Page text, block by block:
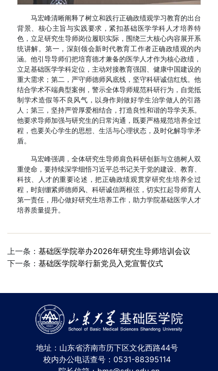
马宏峰清晰阐释了树立和践行正确政绩观学习教育的出台
背景、核心主旨与实践要求，紧扣基础医学学科人才培养特
色，立足研究生导师岗位履职实际，围绕三大核心内容展开系
统讲解。第一，深刻领会新时代教育工作者正确政绩观的内
涵。他引导导师们把培育德才兼备的医学人才作为核心政绩，
立足基础医学学科定位，主动对接教育强国、健康中国建设的
重大需求；第二，严守师德师风底线，坚守科研诚信红线。他
结合学术不端典型案例，警示全体导师规范科研行为，自觉抵
制学术造假等不良风气，以身作则做好学生治学做人的引路
人；第三，坚持严管厚爱相结合，打造良性和谐的导学关系。
他要求导师加强与研究生的日常沟通，既要严格规范培养全过
程，也要关心学生的思想、生活与心理状态，及时化解导学矛
盾。
马宏峰强调，全体研究生导师肩负科研创新与立德树人双
重使命，要持续深学细悟习近平总书记关于党的建设、教育、
科技、人才的重要论述，把正确政绩观贯穿研究生培养全过
程，时刻绷紧师德师风、科研诚信两根弦，切实扛起导师育人
第一责任，用心做好研究生培养工作，助力学院基础医学人才
培养质量提升。
上一条： 基础医学院举办2026年研究生导师培训会议
下一条： 基础医学院举行新党员入党宣誓仪式
地址：山东省济南市历下区文化西路44号
校内办公电话查号：0531-88395114